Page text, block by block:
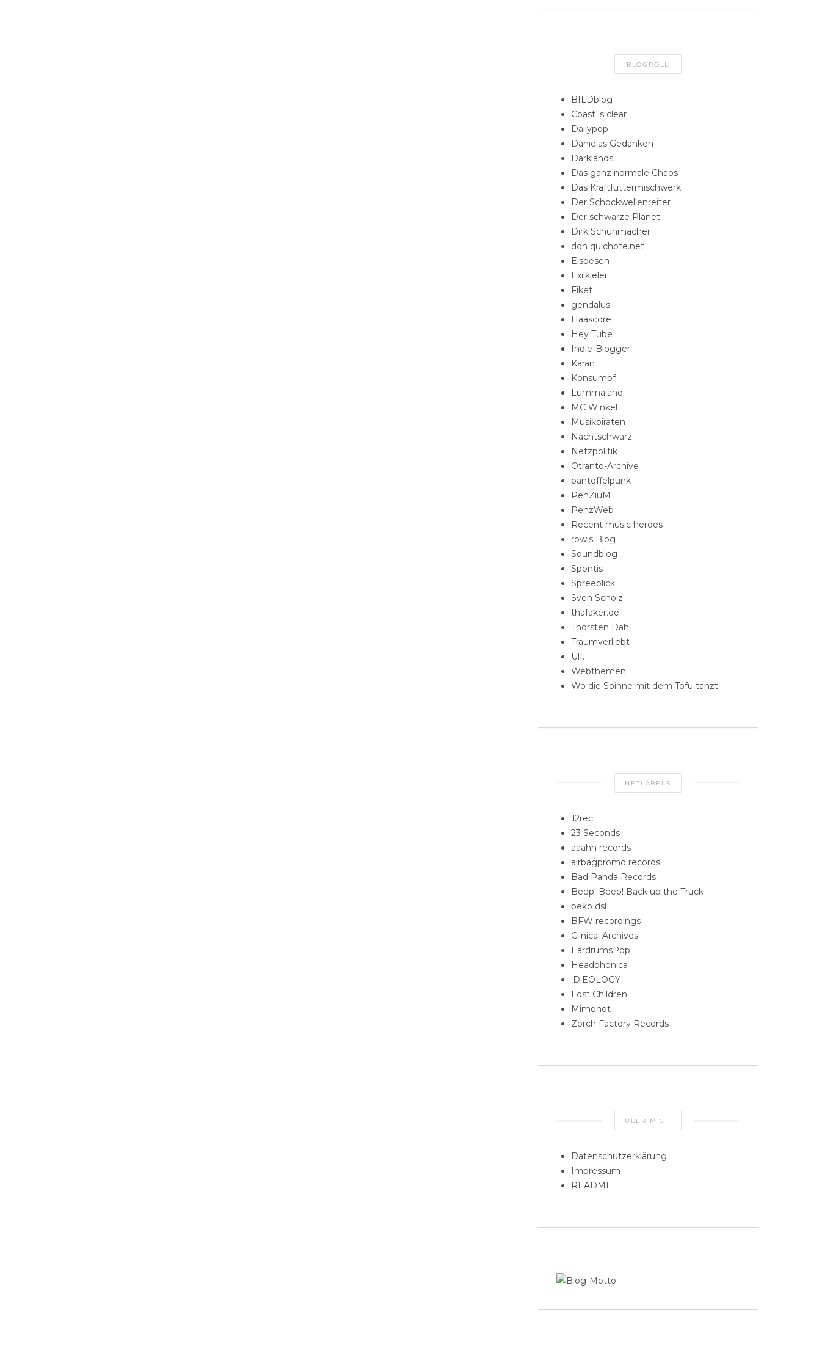
BLOGROLL
BILDblog
Coast is clear
Dailypop
Danielas Gedanken
Darklands
Das ganz normale Chaos
Das Kraftfuttermischwerk
Der Schockwellenreiter
Der schwarze Planet
Dirk Schuhmacher
don quichote.net
Elsbesen
Exilkieler
Fiket
gendalus
Haascore
Hey Tube
Indie-Blogger
Karan
Konsumpf
Lummaland
MC Winkel
Musikpiraten
Nachtschwarz
Netzpolitik
Otranto-Archive
pantoffelpunk
PenZiuM
PenzWeb
Recent music heroes
rowis Blog
Soundblog
Spontis
Spreeblick
Sven Scholz
thafaker.de
Thorsten Dahl
Traumverliebt
Ulf.
Webthemen
Wo die Spinne mit dem Tofu tanzt
NETLABELS
12rec
23 Seconds
aaahh records
airbagpromo records
Bad Panda Records
Beep! Beep! Back up the Truck
beko dsl
BFW recordings
Clinical Archives
EardrumsPop
Headphonica
iD.EOLOGY
Lost Children
Mimonot
Zorch Factory Records
ÜBER MICH
Datenschutzerklärung
Impressum
README